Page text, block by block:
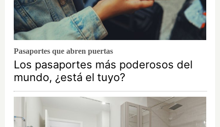
Pasaportes que abren puertas
Los pasaportes más poderosos del
mundo, ¿está el tuyo?